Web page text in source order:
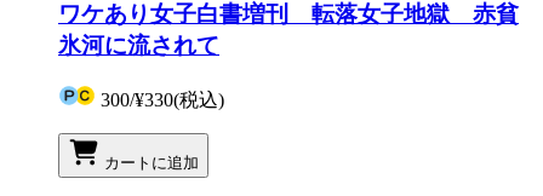
ワケあり女子白書増刊 転落女子地獄 赤貧
氷河に流されて
300/¥330(税込)
カートに追加